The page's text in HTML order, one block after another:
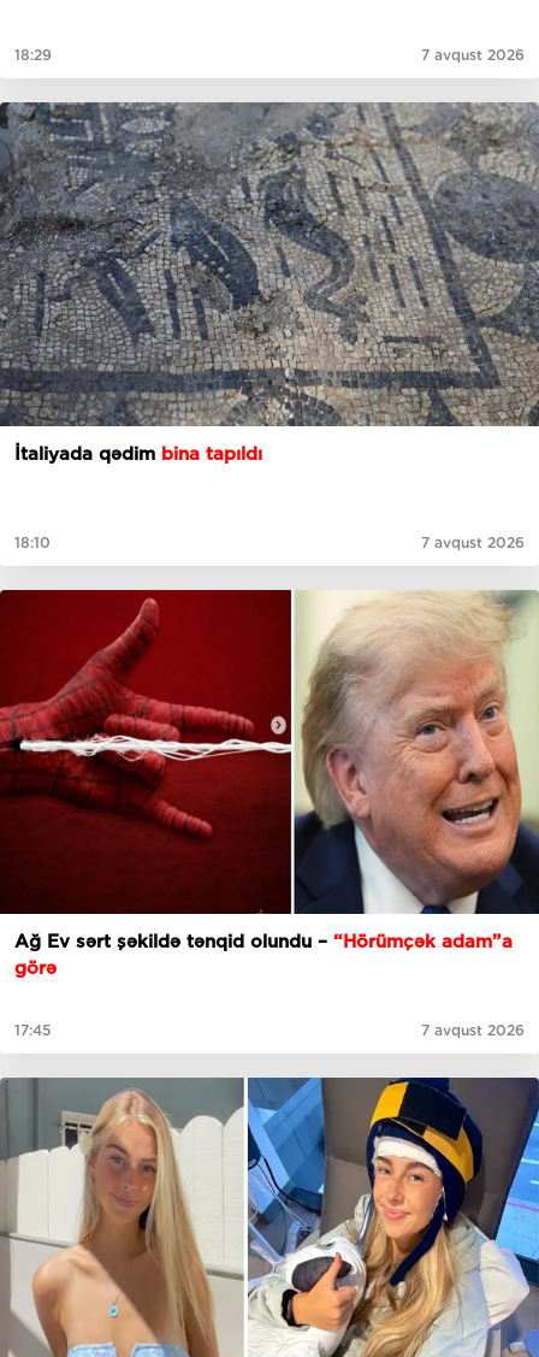
18:29 7 avqust 2026
İtaliyada qədim bina tapıldı
18:10 7 avqust 2026
Ağ Ev sərt şəkildə tənqid olundu – “Hörümçək adam”a
görə
17:45 7 avqust 2026